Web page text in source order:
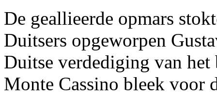
De geallieerde opmars
Duitsers opgeworpen
Duitse verdediging van
Monte Cassino bleek voor